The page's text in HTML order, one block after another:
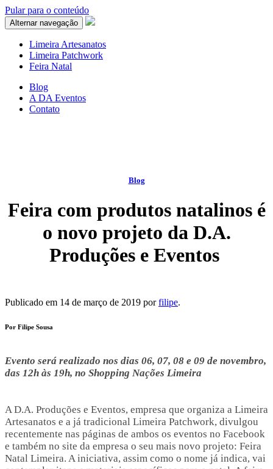
Pular para o conteúdo
Alternar navegação
Limeira Artesanatos
Limeira Patchwork
Feira Natal
Blog
A DA Eventos
Contato
Blog
Feira com produtos natalinos é
o novo projeto da D.A.
Produções e Eventos
Publicado em 14 de março de 2019 porfilipe.
Por Filipe Sousa
Evento será realizado nos dias 06, 07, 08 e 09 de novembro,
das 12h às 19h, no Shopping Nações Limeira
A D.A. Produções e Eventos, empresa que organiza a Limeira
Artesanatos e a já tradicional Limeira Patchwork, divulgou
recentemente nas páginas de ambos os eventos no Facebook
e também no site da empresa o seu mais novo projeto: Feira
Natal Limeira. A iniciativa, assim como o nome já indica, vai